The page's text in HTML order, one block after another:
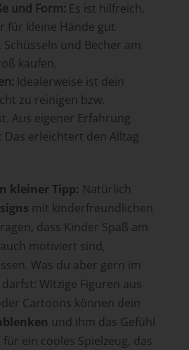
und Form: Es ist hilfreich,
für kleine Hände gut
und Becher am
kaufen.
Idealerweise ist dein
zu reinigen bzw.
Aus eigener Erfahrung
Das erleichtert den Alltag
kleiner Tipp: Natürlich
mit kinderfreundlichen
dass Kinder Spaß am
motiviert sind,
Was du aber gern im
Witzige Figuren aus
Cartoons können dein
und ihm das Gefühl
für ein cooles Spielzeug, das